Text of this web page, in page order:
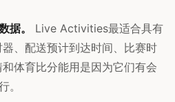
据。
Live Activities最适合具有
、配送预计到达时间、比赛时
体育比分能用是因为它们有会
。